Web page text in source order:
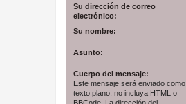
Su dirección de correo
electrónico:
Su nombre:
Asunto:
Cuerpo del mensaje:
Este mensaje será enviado como
texto plano, no incluya HTML o
BBCode. La dirección del